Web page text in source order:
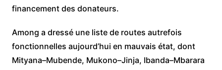
financement des donateurs.
Among a dressé une liste de routes autrefois
fonctionnelles aujourd’hui en mauvais état, dont
Mityana–Mubende, Mukono–Jinja, Ibanda–Mbarara